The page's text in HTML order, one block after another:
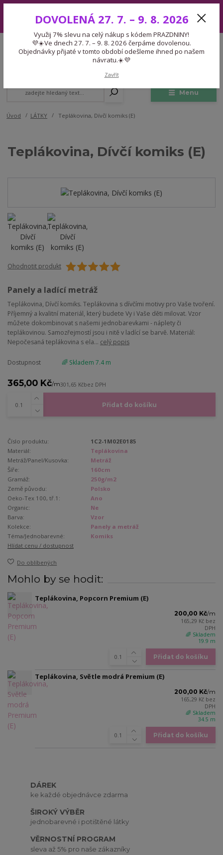
7. – 9. 8. 2026 čerpáme dovolenou. Objednávky přijaté v tomto období
odešleme ihned po našem návratu.☀️💜
Menu
CZK
Expedice 775 866 913
Po-Čt 9-15:30 Pá 9-14:30 Pauza 13-13:45
Úvod LÁTKY Teplákovina, Dívčí komiks (E)
Teplákovina, Dívčí komiks (E)
Ohodnotit produkt
Panely a ladící metráž
Teplákovina, Dívčí komiks. Teplákovina s dívčími motivy pro Vaše tvoření.
Příjemný a kvalitní materiál, který budete Vy i Vaše děti milovat. Vzor
můžete dokombinovat s našemi jednobarevkami - náplety či
teplákovinou. Samozřejmostí jsou i nitě v ladící se barvě. Materiál:
Nepočesaná teplákovina s ela... celý popis
Dostupnost 🌈 Skladem 7.4 m
365,00 Kč/m301,65 Kčbez DPH
Přidat do košíku
Číslo produktu:
1C2-1M02E0185
Materiál:
Teplákovina
Metráž/Panel/Kusovka:
Metráž
Šíře:
160cm
Gramáž:
250g/m2
Země původu:
Polsko
Oeko-Tex 100, tř.1:
Ano
Organic:
Ne
Barva:
Vzor
Kolekce:
Panely a metráž
Téma/Jednobarevné:
Komiks
Hlídat cenu / dostupnost
Do oblíbených
Mohlo by se hodit:
Teplákovina, Popcorn Premium (E)
200,00 Kč/m
165,29 Kč bez
DPH
🌈 Skladem
19.9 m
Přidat do košíku
Teplákovina, Světle modrá Premium (E)
200,00 Kč/m
165,29 Kč bez
DPH
🌈 Skladem
34.5 m
Přidat do košíku
DÁREK
ke každé objednávce zdarma
ŠIROKÝ VÝBĚR
jednobarevné i potištěné látky
VĚRNOSTNÍ PROGRAM
sleva až 5% pro naše zákazníky
DOVOLENÁ 27. 7. – 9. 8. 2026
Využij 7% slevu na celý nákup s kódem PRAZDNINY!
💜☀️Ve dnech 27. 7. – 9. 8. 2026 čerpáme dovolenou.
Objednávky přijaté v tomto období odešleme ihned po našem
návratu.☀️💜
Zavřít